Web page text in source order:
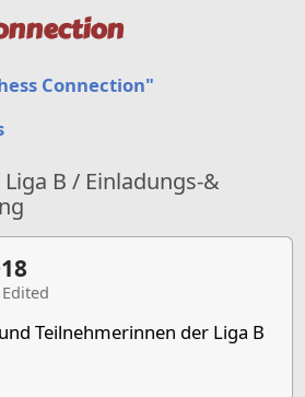
Connection"
B / Einladungs-&
14. Feb '26
Edited
Teilnehmerinnen der Liga B